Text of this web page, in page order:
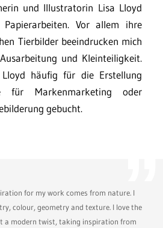
und Illustratorin Lisa Lloyd
Vor allem ihre
Tierbilder beeindrucken mich
und Kleinteiligkeit.
Lloyd häufig für die Erstellung
für Markenmarketing oder
gebucht.
for my work comes from nature. I
colour, geometry and texture. I love the
a modern twist, taking inspiration from